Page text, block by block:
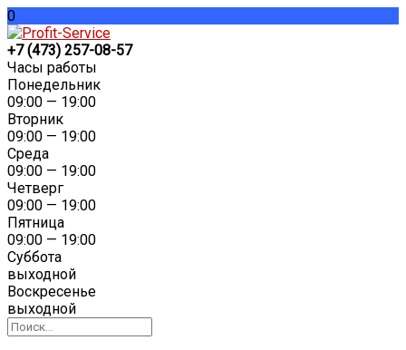
0
+7 (473) 257-08-57
Часы работы
Понедельник
09:00 — 19:00
Вторник
09:00 — 19:00
Среда
09:00 — 19:00
Четверг
09:00 — 19:00
Пятница
09:00 — 19:00
Суббота
выходной
Воскресенье
выходной